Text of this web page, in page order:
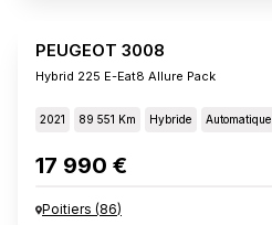
PEUGEOT 3008
Hybrid 225 E-Eat8 Allure Pack
2021 89 551 Km Hybride Automatique
17 990 €
Poitiers (86)